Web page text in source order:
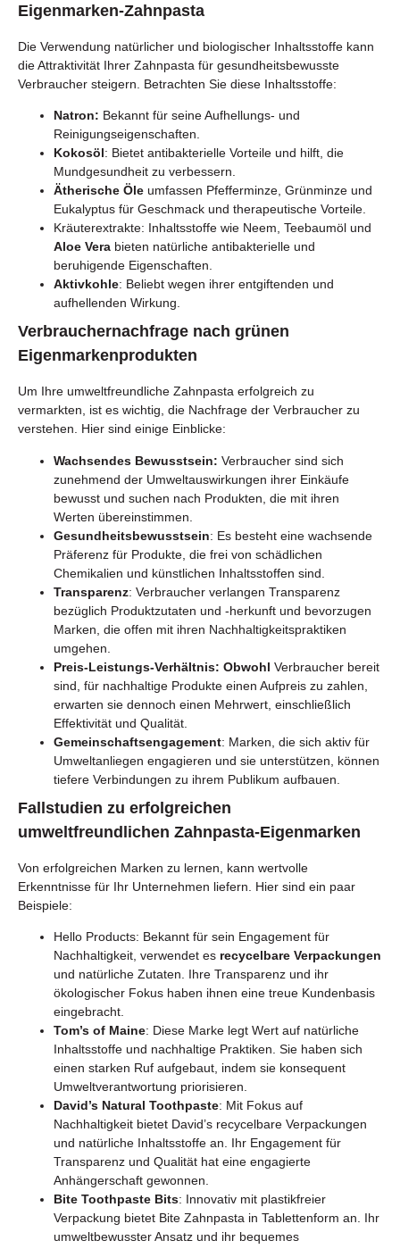
Eigenmarken-Zahnpasta
Die Verwendung natürlicher und biologischer Inhaltsstoffe kann
die Attraktivität Ihrer Zahnpasta für gesundheitsbewusste
Verbraucher steigern. Betrachten Sie diese Inhaltsstoffe:
Natron: Bekannt für seine Aufhellungs- und
Reinigungseigenschaften.
Kokosöl: Bietet antibakterielle Vorteile und hilft, die
Mundgesundheit zu verbessern.
Ätherische Öle umfassen Pfefferminze, Grünminze und
Eukalyptus für Geschmack und therapeutische Vorteile.
Kräuterextrakte: Inhaltsstoffe wie Neem, Teebaumöl und
Aloe Vera bieten natürliche antibakterielle und
beruhigende Eigenschaften.
Aktivkohle: Beliebt wegen ihrer entgiftenden und
aufhellenden Wirkung.
Verbrauchernachfrage nach grünen
Eigenmarkenprodukten
Um Ihre umweltfreundliche Zahnpasta erfolgreich zu
vermarkten, ist es wichtig, die Nachfrage der Verbraucher zu
verstehen. Hier sind einige Einblicke:
Wachsendes Bewusstsein: Verbraucher sind sich
zunehmend der Umweltauswirkungen ihrer Einkäufe
bewusst und suchen nach Produkten, die mit ihren
Werten übereinstimmen.
Gesundheitsbewusstsein: Es besteht eine wachsende
Präferenz für Produkte, die frei von schädlichen
Chemikalien und künstlichen Inhaltsstoffen sind.
Transparenz: Verbraucher verlangen Transparenz
bezüglich Produktzutaten und -herkunft und bevorzugen
Marken, die offen mit ihren Nachhaltigkeitspraktiken
umgehen.
Preis-Leistungs-Verhältnis: Obwohl Verbraucher bereit
sind, für nachhaltige Produkte einen Aufpreis zu zahlen,
erwarten sie dennoch einen Mehrwert, einschließlich
Effektivität und Qualität.
Gemeinschaftsengagement: Marken, die sich aktiv für
Umweltanliegen engagieren und sie unterstützen, können
tiefere Verbindungen zu ihrem Publikum aufbauen.
Fallstudien zu erfolgreichen
umweltfreundlichen Zahnpasta-Eigenmarken
Von erfolgreichen Marken zu lernen, kann wertvolle
Erkenntnisse für Ihr Unternehmen liefern. Hier sind ein paar
Beispiele:
Hello Products: Bekannt für sein Engagement für
Nachhaltigkeit, verwendet es recycelbare Verpackungen
und natürliche Zutaten. Ihre Transparenz und ihr
ökologischer Fokus haben ihnen eine treue Kundenbasis
eingebracht.
Tom’s of Maine: Diese Marke legt Wert auf natürliche
Inhaltsstoffe und nachhaltige Praktiken. Sie haben sich
einen starken Ruf aufgebaut, indem sie konsequent
Umweltverantwortung priorisieren.
David’s Natural Toothpaste: Mit Fokus auf
Nachhaltigkeit bietet David’s recycelbare Verpackungen
und natürliche Inhaltsstoffe an. Ihr Engagement für
Transparenz und Qualität hat eine engagierte
Anhängerschaft gewonnen.
Bite Toothpaste Bits: Innovativ mit plastikfreier
Verpackung bietet Bite Zahnpasta in Tablettenform an. Ihr
umweltbewusster Ansatz und ihr bequemes